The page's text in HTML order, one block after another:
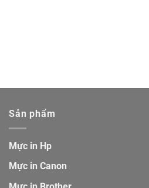
Sản phẩm
Mực in Hp
Mực in Canon